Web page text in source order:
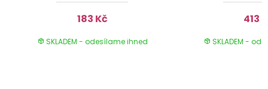
183 Kč
SKLADEM - odesílame ihned
413
SKLADEM -